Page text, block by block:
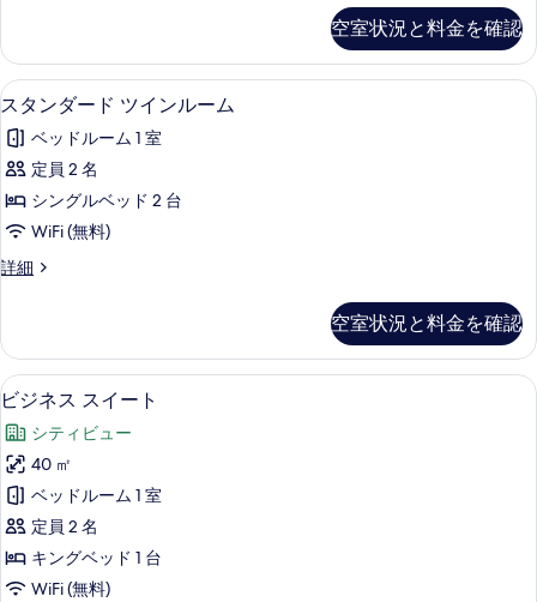
示
す
る
ー
ム
の
す
べ
て
の
写
表
示
す
る
ア
ツ
イ
ル
ー
の
詳
空室状況と料金を確認
ス
タ
ン
ダ
ー
ド
ツ
ン
ル
ー
ム
の
す
べ
て
の
高級寝具、羽毛の掛け布団、ミニバ
4
スタンダード ツインルーム
ベッドルーム 1 室
定員 2 名
シングルベッド 2 台
WiFi (無料)
詳細
ス
ー
ド
ツ
ン
ル
ー
ム
の
詳
細
空室状況と料金を確認
ビ
ジ
ネ
ス
ス
イ
ー
ビジネス スイート | 高級寝具、羽毛
5
ビジネス スイート
シティビュー
40 ㎡
ベッドルーム 1 室
定員 2 名
キングベッド 1 台
WiFi (無料)